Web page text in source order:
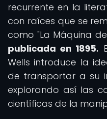
recurrente en la
con raíces que se
como "La Máquina
publicada en 1895.
Wells introduce la
de transportar a su
explorando así las
científicas de la